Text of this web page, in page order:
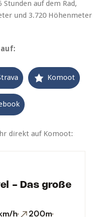
auf dem Rad,
und 3.720 Höhenmeter
Komoot
direkt auf Komoot: